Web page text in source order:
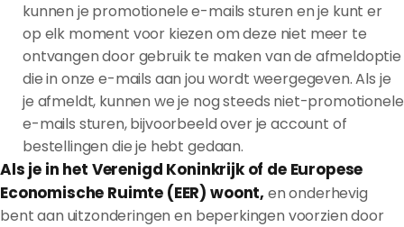
kunnen je promotionele e-mails sturen en je kunt er
op elk moment voor kiezen om deze niet meer te
ontvangen door gebruik te maken van de afmeldoptie
die in onze e-mails aan jou wordt weergegeven. Als je
je afmeldt, kunnen we je nog steeds niet-promotionele
e-mails sturen, bijvoorbeeld over je account of
bestellingen die je hebt gedaan.
Als je in het Verenigd Koninkrijk of de Europese
Economische Ruimte (EER) woont, en onderhevig
bent aan uitzonderingen en beperkingen voorzien door